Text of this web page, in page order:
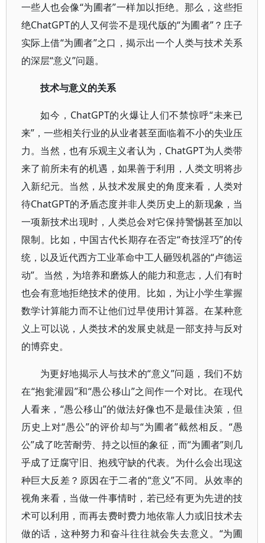
一些人也会像“为圃者”一样加以拒绝。那么，这些拒
绝ChatGPT的人又何尝不是现代版的“为圃者”？庄子
实际上借“为圃者”之口，揭示出一个人类与技术关系
的深层“意义”问题。
技术与意义的关系
如今，ChatGPT的火爆让人们不禁惊呼“未来已
来”，一些相关行业的从业者甚至面临着不小的失业压
力。当然，也有乐观主义者认为，ChatGPT为人类带
来了前所未有的机遇，如果善于利用，人类文明将步
入新纪元。当然，从技术发展史的角度来看，人类对
待ChatGPT的矛盾态度并非人类历史上的新现象，当
一项新技术出现时，人类总会对它保持警惕甚至加以
限制。比如，中国古代长期存在否定“奇技淫巧”的传
统，以及近代西方工业革命中工人砸毁机器的“卢德运
动”。当然，为培养和磨炼人的能力和意志，人们有时
也会有意地拒绝技术的使用。比如，为让小学生掌握
数学计算能力而不让他们过早使用计算器。在某种意
义上可以说，人类技术的发展史就是一部支持与反对
的博弈史。
为更好地揭示人与技术的“意义”问题，我们不妨
在“抱瓮灌园”和“愚公移山”之间作一个对比。在现代
人看来，“愚公移山”的做法好像也不是最佳决策，但
历史上对“愚公”的评价却与“为圃者”截然相反。“愚
公”成了吃苦耐劳、持之以恒的象征，而“为圃者”则几
乎成了迂腐守旧、抱残守缺的代表。为什么会出现这
种巨大反差？原因在于二者的“意义”不同。从效率的
视角来看，当做一件事情时，若已经有更为先进的技
术可以利用，而再去费时费力地依靠人力或旧技术去
做的话，这种努力和奋斗往往就会失去意义。“为圃